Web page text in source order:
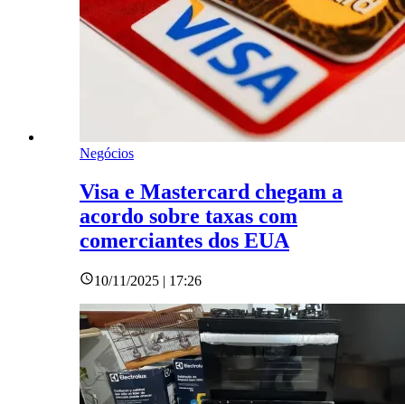
Negócios
Visa e Mastercard chegam a
acordo sobre taxas com
comerciantes dos EUA
10/11/2025 | 17:26